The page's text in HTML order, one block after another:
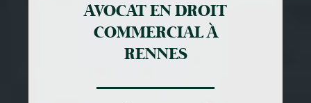
AVOCAT EN DROIT
COMMERCIAL À
RENNES